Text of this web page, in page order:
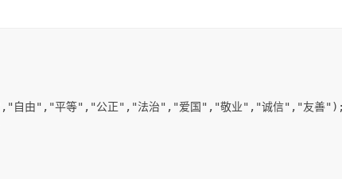
, "自由" , "平等" , "公正" , "法治" , "爱国" , "敬业" , "诚信" , "友善" ) ;